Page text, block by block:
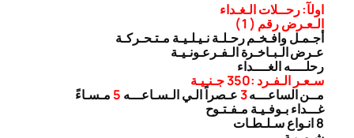
اولآ: رحــلات الـغـداء
الـعـرض رقم ( 1 )
أجـمـل وافـخـم رحـلـة نـيـلـيـة مـتـحـركـة
عـرض الـبـاخـرة الـفـرعـونـيـة
رحلــــه الغــــداء
سـعـر الـفـرد :350 جـنـيـة
مــن الساعـــه3عـصراً الـي الـسـاعـــه 5 مـسـاءً
غـــداء بـوفـيـة مـفـتـوح
8 انـواع سـلـطـات